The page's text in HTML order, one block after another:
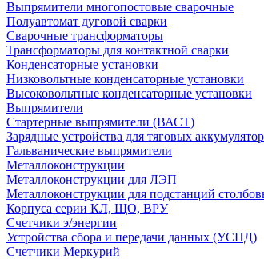
Выпрямители многопостовые сварочные
Полуавтомат дуговой сварки
Сварочные трансформаторы
Трансформаторы для контактной сварки
Конденсаторные установки
Низковольтные конденсаторные установки
Высоковольтные конденсаторные установки
Выпрямители
Стартерные выпрямители (ВАСТ)
Зарядные устройства для тяговых
Гальванические выпрямители
Металлоконструкции
Металлоконструкции для ЛЭП
Металлоконструкции для подстанций
Корпуса серии КЛ, ЩО, ВРУ
Счетчики э/энергии
Устройства сбора и передачи данных (УСПД)
Счетчики Меркурий